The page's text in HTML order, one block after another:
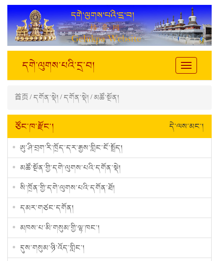
Toggle
navigation
དགེ་ལུགས་པའི་དྲ་བ།
首页/དགོན་སྡེ།/དགོན་སྡེ།/མཚོ་སྔོན།
ཙོང་ཁ་རྫོང་།
དེ་ལས་མང་།
ཨུ་ཤི་བྲག་རི་ཁྲོད་དར་རྒྱས་གླིང་ངོ་སྤྲོད།
མཚོ་སྔོན་གྱི་དགེ་ལུགས་པའི་དགོན་སྡེ།
སི་ཁྲོན་གྱི་དགེ་ལུགས་པའི་དགོན་ཐོ།
དམར་གཙང་དགོན།
མཁས་པ་མི་གསུམ་གྱི་ལྷ་ཁང་།
དུས་གསུམ་ཉི་འོད་གླིང་།